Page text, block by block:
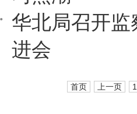
华北局召开
进会
首页 上一页 1